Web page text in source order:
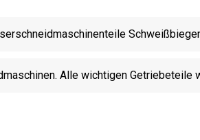
Alle wichtigen Getriebeteile